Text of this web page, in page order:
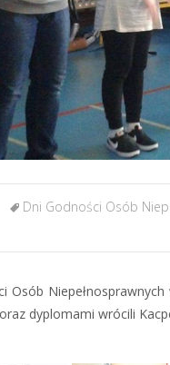
Dni Godności Osób
dyplomami wrócili